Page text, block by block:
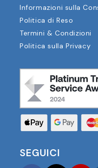
Informazioni sulla
Politica di Reso
Termini & Condizioni
Politica sulla Privacy
SEGUICI